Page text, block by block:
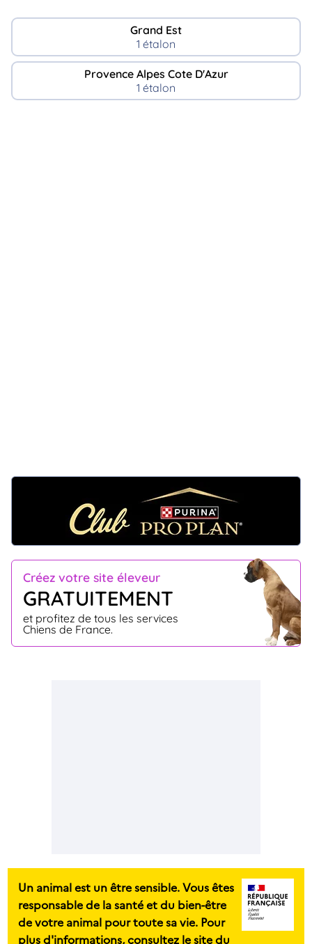
Grand Est
1 étalon
Provence Alpes Cote D'Azur
1 étalon
Créez votre site éleveur
GRATUITEMENT
et profitez de tous les services
Chiens de France.
Un animal est un être sensible. Vous êtes
responsable de la santé et du bien-être
de votre animal pour toute sa vie. Pour
plus d'informations, consultez le site du